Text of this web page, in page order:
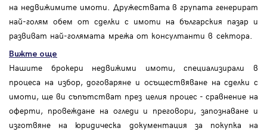
на недвижимите имоти. Дружествата в групата генерират
най-голям обем от сделки с имоти на българския пазар и
развиват най-голямата мрежа от консултанти в сектора.
Вижте още
Нашите брокери недвижими имоти, специализирали в
процеса на избор, договаряне и осъществяване на сделки с
имоти, ще ви съпътстват през целия процес - сравнение на
оферти, провеждане на огледи и преговори, запознаване и
изготвяне на юридическа документация за покупка на